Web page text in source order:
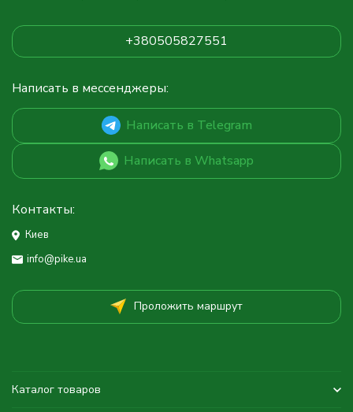
+380505827551
Написать в мессенджеры:
Написать в Telegram
Написать в Whatsapp
Контакты:
Киев
info@pike.ua
Проложить маршрут
Каталог товаров